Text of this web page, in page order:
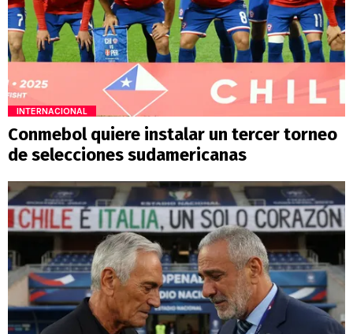
INTERNACIONAL
Conmebol quiere instalar un tercer torneo
de selecciones sudamericanas